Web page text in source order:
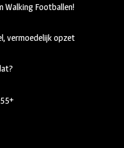
Walking Footballen!
vermoedelijk opzet